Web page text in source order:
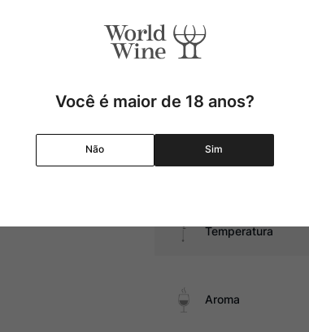
Pais
Graduação Alcóolica
Temperatura
Aroma
Você é maior de 18 anos?
Não Sim